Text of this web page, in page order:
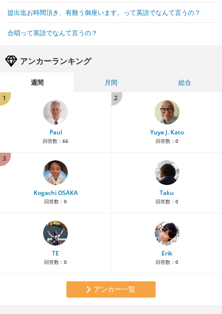
提出迄お時間頂き、有難う御座います。って英語でなんて言うの？
合唱って英語でなんて言うの？
アンカーランキング
週間 月間
総合
1
Paul
回答数： 66
2
Yuya J. Kato
回答数： 0
3
Kogachi OSAKA
回答数： 0
Taku
回答数： 0
TE
回答数： 0
Erik
回答数： 0
アンカー一覧